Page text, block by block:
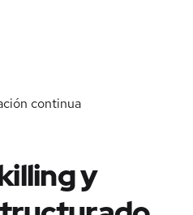
continua
y